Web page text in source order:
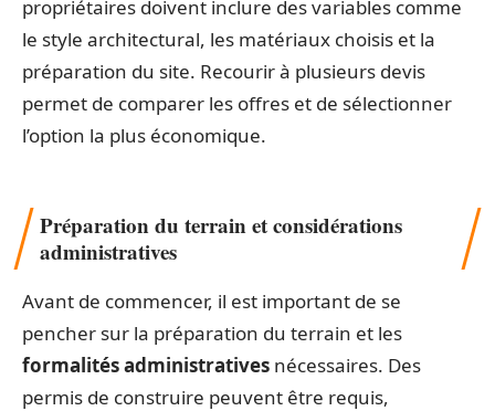
propriétaires doivent inclure des variables comme
le style architectural, les matériaux choisis et la
préparation du site. Recourir à plusieurs devis
permet de comparer les offres et de sélectionner
l’option la plus économique.
Préparation du terrain et considérations
administratives
Avant de commencer, il est important de se
pencher sur la préparation du terrain et les
formalités administratives nécessaires. Des
permis de construire peuvent être requis,